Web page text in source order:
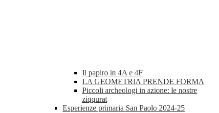
Il papiro in 4A e 4F
LA GEOMETRIA PRENDE FORMA
Piccoli archeologi in azione: le nostre
ziqqurat
Esperienze primaria San Paolo 2024-25